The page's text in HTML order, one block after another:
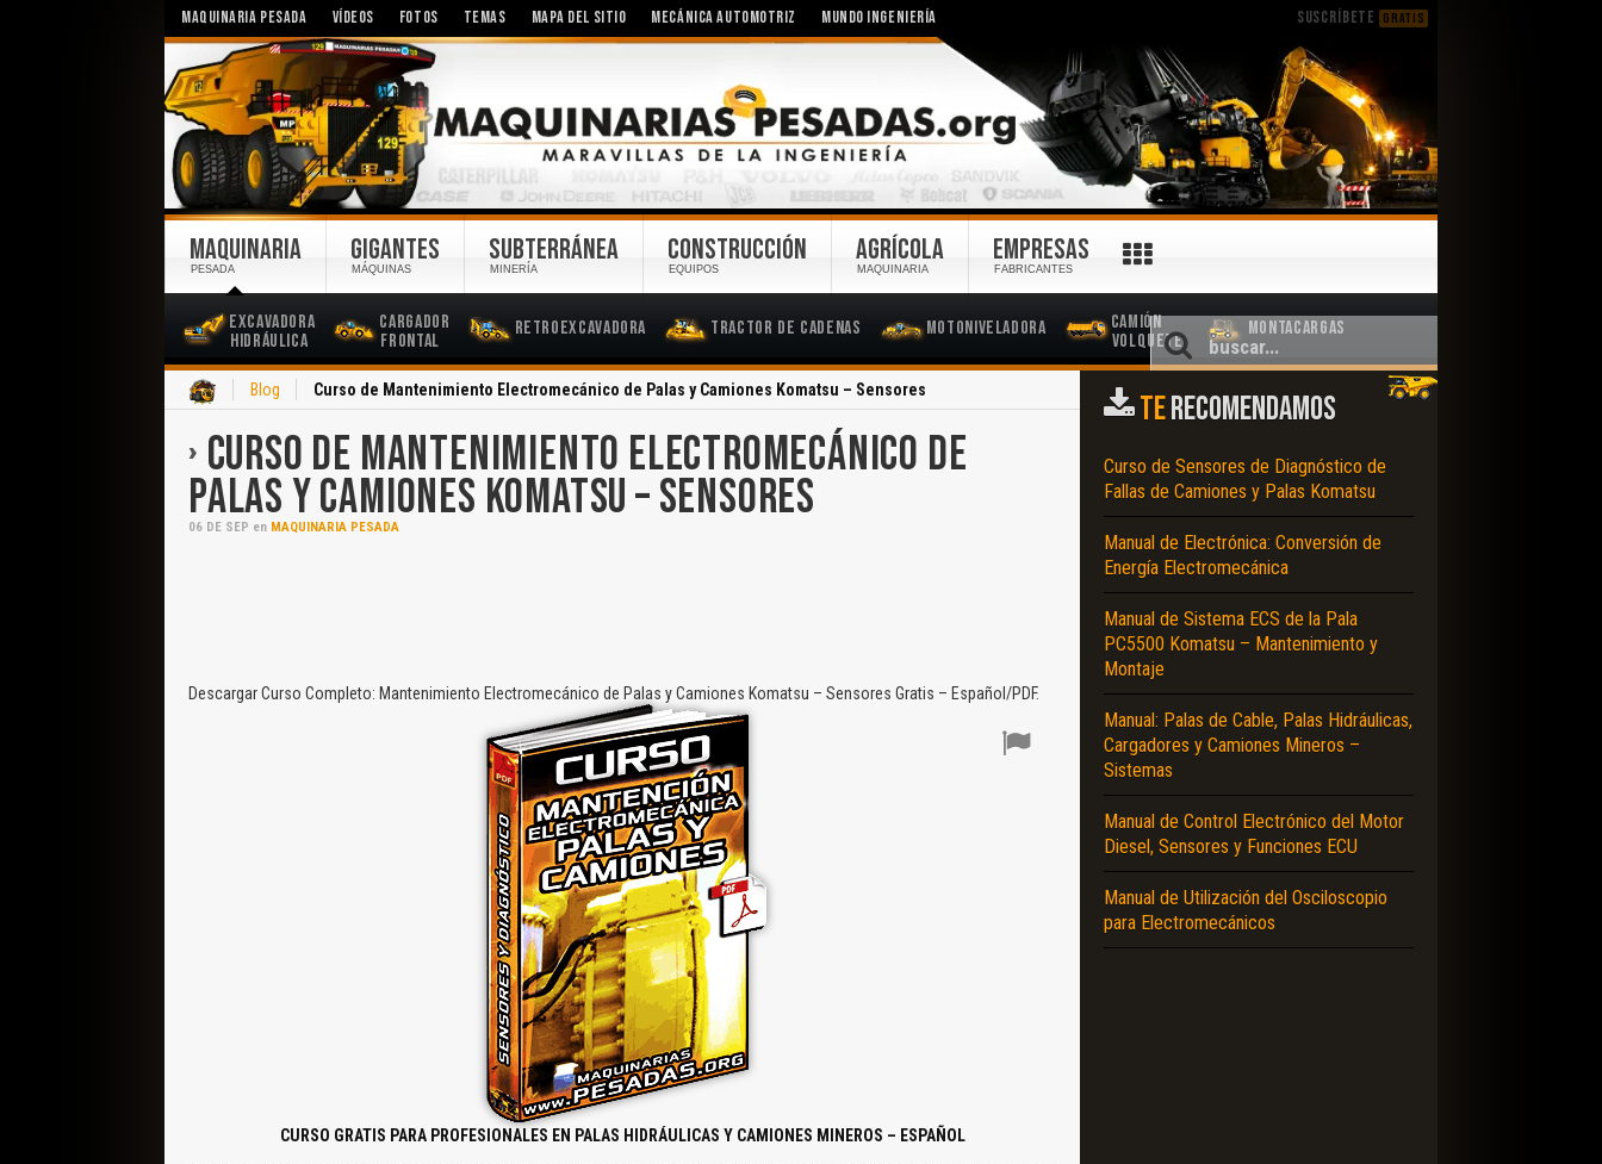
MAQUINARIA PESADA VÍDEOS FOTOS TEMAS MAPA DEL SITIO MECÁNICA AUTOMOTRIZ MUNDO INGENIERÍA SUSCRÍBETE GRATIS
MAQUINARIA
PESADA
Excavadora
Hidráulica
Cargador
Frontal
Retroexcavadora Tractor de Cadenas Motoniveladora
Camión
Volquete
Montacargas
GIGANTES
MÁQUINAS
SUBTERRÁNEA
MINERÍA
CONSTRUCCIÓN
EQUIPOS
AGRÍCOLA
MAQUINARIA
EMPRESAS
FABRICANTES
Blog Curso de Mantenimiento Electromecánico de Palas y Camiones Komatsu – Sensores
CURSO DE MANTENIMIENTO ELECTROMECÁNICO DE
PALAS Y CAMIONES KOMATSU – SENSORES
06 DE SEP en MAQUINARIA PESADA
Descargar Curso Completo: Mantenimiento Electromecánico de Palas y Camiones Komatsu – Sensores Gratis – Español/PDF.
CURSO GRATIS PARA PROFESIONALES EN PALAS HIDRÁULICAS Y CAMIONES MINEROS – ESPAÑOL
TERECOMENDAMOS
Curso de Sensores de Diagnóstico de
Fallas de Camiones y Palas Komatsu
Manual de Electrónica: Conversión de
Energía Electromecánica
Manual de Sistema ECS de la Pala
PC5500 Komatsu – Mantenimiento y
Montaje
Manual: Palas de Cable, Palas Hidráulicas,
Cargadores y Camiones Mineros –
Sistemas
Manual de Control Electrónico del Motor
Diesel, Sensores y Funciones ECU
Manual de Utilización del Osciloscopio
para Electromecánicos